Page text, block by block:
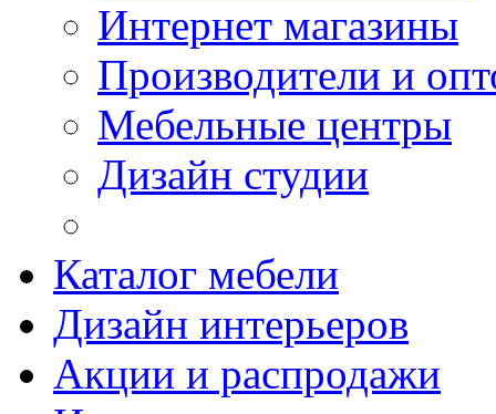
Интернет магазины
Производители и
Мебельные центры
Дизайн студии
Каталог мебели
Дизайн интерьеров
Акции и распродажи